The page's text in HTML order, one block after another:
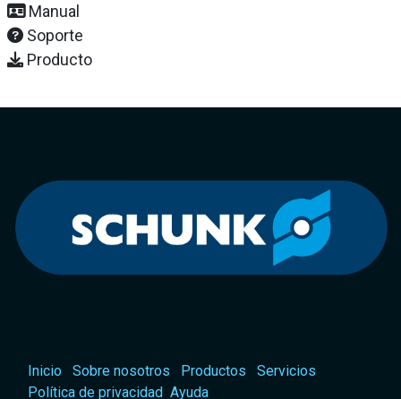
Manual
Soporte
Producto
Inicio Sobre nosotros Productos
Servicios
Política de privacidad Ayuda